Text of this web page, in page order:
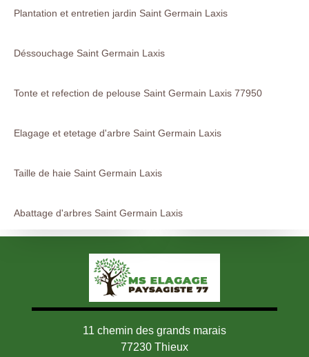
Plantation et entretien jardin Saint Germain Laxis
Déssouchage Saint Germain Laxis
Tonte et refection de pelouse Saint Germain Laxis 77950
Elagage et etetage d'arbre Saint Germain Laxis
Taille de haie Saint Germain Laxis
Abattage d'arbres Saint Germain Laxis
11 chemin des grands marais
77230 Thieux